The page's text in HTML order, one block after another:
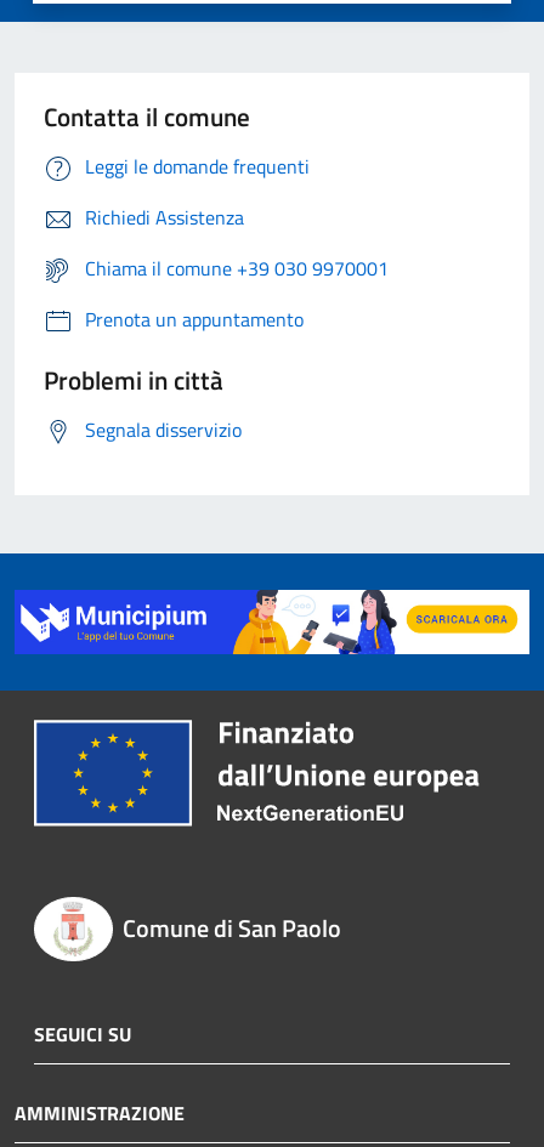
Contatta il comune
Leggi le domande frequenti
Richiedi Assistenza
Chiama il comune +39 030 9970001
Prenota un appuntamento
Problemi in città
Segnala disservizio
Comune di San Paolo
SEGUICI SU
AMMINISTRAZIONE